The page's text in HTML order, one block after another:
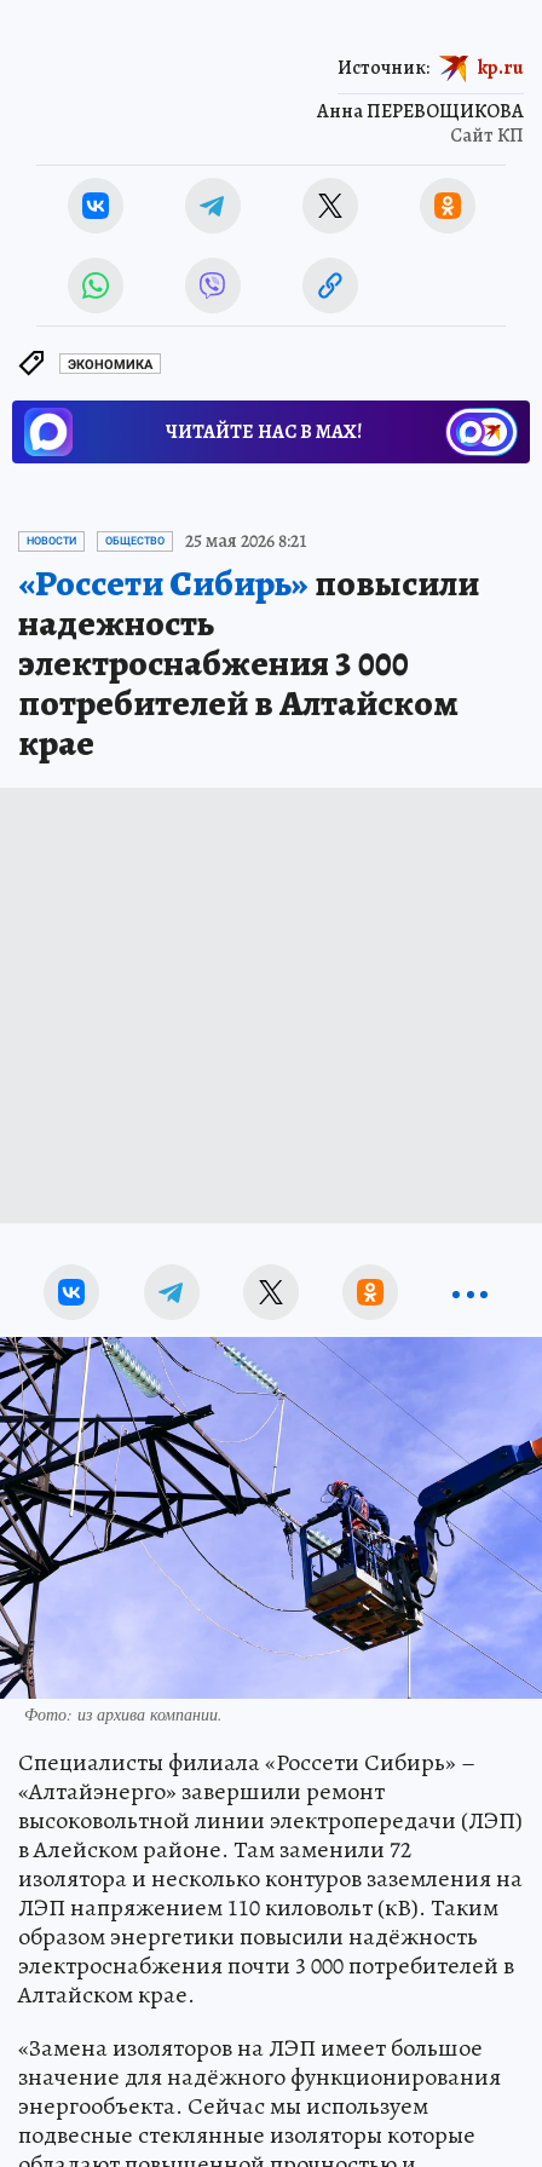
Анна ПЕРЕВОЩИКОВА
Сайт КП
Источник: kp.ru
ЭКОНОМИКА
ЧИТАЙТЕ НАС В МАХ!
НОВОСТИ ОБЩЕСТВО 25 мая 2026 8:21
«Россети Сибирь»повысили
надежность
электроснабжения 3 000
потребителей в Алтайском
крае
Фото: из архива компании.
Специалисты филиала «Россети Сибирь» –
«Алтайэнерго» завершили ремонт
высоковольтной линии электропередачи (ЛЭП)
в Алейском районе. Там заменили 72
изолятора и несколько контуров заземления на
ЛЭП напряжением 110 киловольт (кВ). Таким
образом энергетики повысили надёжность
электроснабжения почти 3 000 потребителей в
Алтайском крае.
«Замена изоляторов на ЛЭП имеет большое
значение для надёжного функционирования
энергообъекта. Сейчас мы используем
подвесные стеклянные изоляторы которые